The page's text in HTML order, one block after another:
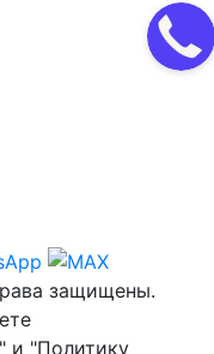
защищены.
и "Политику